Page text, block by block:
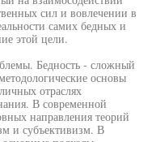
сил и вовлечении в
самих бедных и
этой цели.
Бедность - сложный
основы
отраслях
В современной
направления теорий
и субъективизм. В